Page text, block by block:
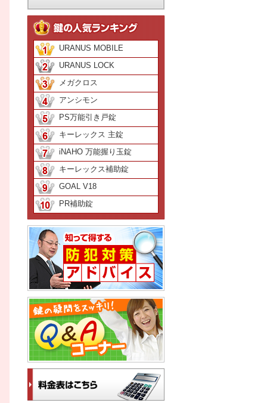
URANUS MOBILE
URANUS LOCK
メガクロス
アンシモン
PS万能引き戸錠
キーレックス 主錠
iNAHO 万能握り玉錠
キーレックス補助錠
GOAL V18
PR補助錠